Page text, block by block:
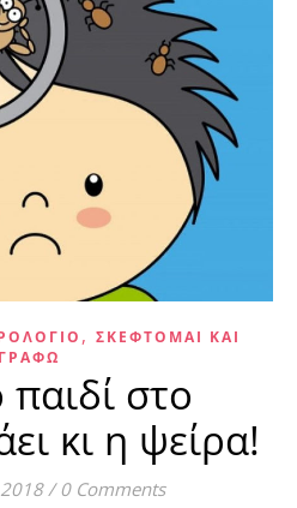
, ΣΚΈΦΤΟΜΑΙ ΚΑΙ
ΓΡΆΦΩ
παιδί στο
κι η ψείρα!
/ 0 Comments